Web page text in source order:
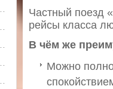
Частный поезд
рейсы класса
В чём же
Можно